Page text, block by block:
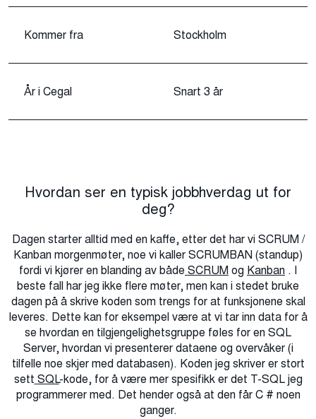
Kommer fra
År i Cegal
Stockholm
Snart 3 år
Hvordan ser en typisk jobbhverdag ut for
deg?
Dagen starter alltid med en kaffe, etter det har vi SCRUM /
Kanban morgenmøter, noe vi kaller SCRUMBAN (standup)
fordi vi kjører en blanding av både SCRUM og Kanban . I
beste fall har jeg ikke flere møter, men kan i stedet bruke
dagen på å skrive koden som trengs for at funksjonene skal
leveres. Dette kan for eksempel være at vi tar inn data for å
se hvordan en tilgjengelighetsgruppe føles for en SQL
Server, hvordan vi presenterer dataene og overvåker (i
tilfelle noe skjer med databasen). Koden jeg skriver er stort
sett SQL-kode, for å være mer spesifikk er det T-SQL jeg
programmerer med. Det hender også at den får C # noen
ganger.